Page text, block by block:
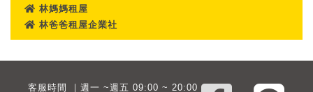
林媽媽租屋
林爸爸租屋企業社
客服時間 ｜週一 ~週五 09:00 ~ 20:00